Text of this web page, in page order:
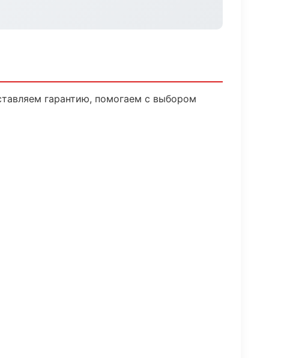
гарантию, помогаем с выбором